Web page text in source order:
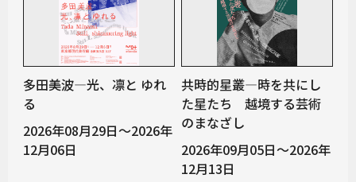
多田美波―光、凛と ゆれ
る
2026年08月29日～2026年
12月06日
共時的星叢―時を共にし
た星たち 越境する芸術
のまなざし
2026年09月05日～2026年
12月13日